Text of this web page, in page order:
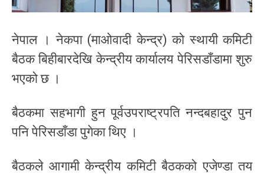
नेपाल । नेकपा (माओवादी केन्द्र) को स्थायी कमिटी
बैठक बिहीबारदेखि केन्द्रीय कार्यालय पेरिसडाँडामा शुरु
भएको छ ।
बैठकमा सहभागी हुन पूर्वउपराष्ट्रपति नन्दबहादुर पुन
पनि पेरिसडाँडा पुगेका थिए ।
बैठकले आगामी केन्द्रीय कमिटी बैठकको एजेण्डा तय